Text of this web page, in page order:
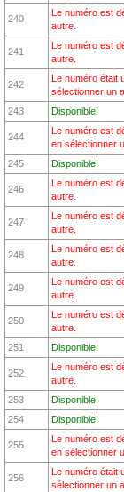
240
Le numéro est
autre.
241
Le numéro est
autre.
242
Le numéro
sélectionner un
243
Disponible!
244
Le numéro est
en sélectionner
245
Disponible!
246
Le numéro est
autre.
247
Le numéro est
autre.
248
Le numéro est
autre.
249
Le numéro est
autre.
250
Le numéro est
autre.
251
Disponible!
252
Le numéro est
autre.
253
Disponible!
254
Disponible!
255
Le numéro est
en sélectionner
256
Le numéro
sélectionner un